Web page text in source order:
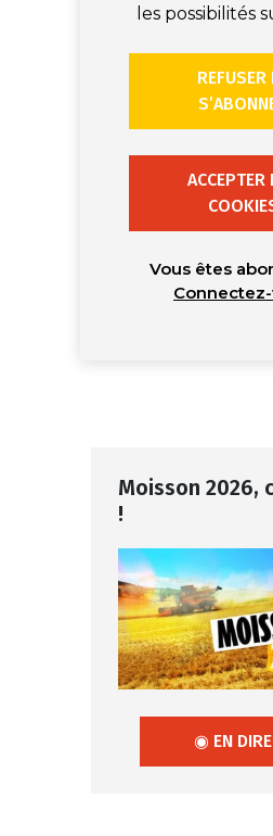
les possibilités
REFUSER
ACCEPTER
Vous êtes
Moisson 2026,
!
◉ EN